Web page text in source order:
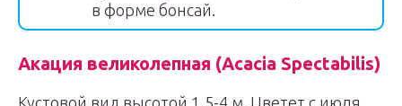
в форме бонсай.
Акация великолепная (Acacia Spectabilis)
Кустовой вид высотой 1,5-4 м. Цветет с июля